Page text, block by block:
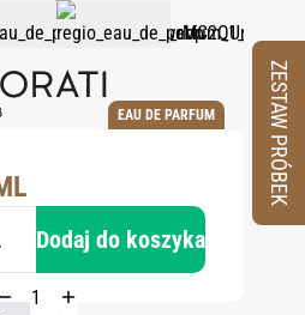
EAU DE PARFUM
Dodaj do koszyka
ZESTAW PRÓBEK